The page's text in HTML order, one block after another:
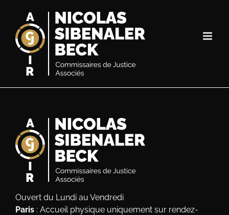
contenu
Ouvert du Lundi au Vendredi
Paris : Accueil physique uniquement sur rendez-